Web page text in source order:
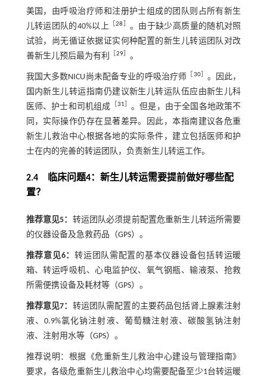
美国，由呼吸治疗师和注册护士组成的团队则占所有新生
儿转运团队的40%以上 ［28
。由于缺少高质量的随机对照
试验，尚无循证依据证实何种配置的新生儿转运团队对改
善新生儿预后最为有利
29］ 。
我国大多数NICU尚未配备专业的呼吸治疗师 30］ 。因此，
国内新生儿转运指南仍建议新生儿转运队伍应由新生儿科
医师、护士和司机组成
31
。但是，由于全国各地政策不
同，实际操作仍存在显著差异。因此，本指南建议各危重
新生儿救治中心根据各地的实际条件，建立包括医师和护
士在内的完善的转运团队，负责新生儿转运工作。
2.4 临床问题4：新生儿转运需要提前做好哪些配
置？
推荐意见5： 转运团队必须提前配置危重新生儿转运所需要
的仪器设备及急救药品（GPS）。
推荐意见6：转运团队需配置的基本仪器设备包括转运暖
箱、转运呼吸机、心电监护仪、氧气钢瓶、输液泵、抢救
所需便携设备及耗材等（GPS）。
推荐意见7： 转运团队需配置的主要药品包括肾上腺素注射
液、0.9%氯化钠注射液、葡萄糖注射液、碳酸氢钠注射
液、注射用水等（GPS）。
推荐说明：根据《危重新生儿救治中心建设与管理指南》
要求，各级危重新生儿救治中心均需要配备至少1台转运暖